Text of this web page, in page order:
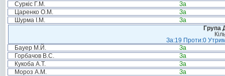
Суркіс Г.М.
За
Царенко О.М.
За
Шурма І.М.
За
Група
За:19 Проти:0
Бауер М.Й.
За
Горбачов В.С.
За
Кукоба А.Т.
За
Мороз А.М.
За